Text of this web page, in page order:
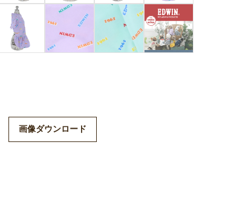
画像ダウンロード